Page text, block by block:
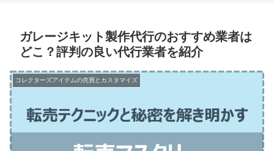
ガレージキット製作代行のおすすめ業者は
どこ？評判の良い代行業者を紹介
コレクターズアイテムの売買とカスタマイズ